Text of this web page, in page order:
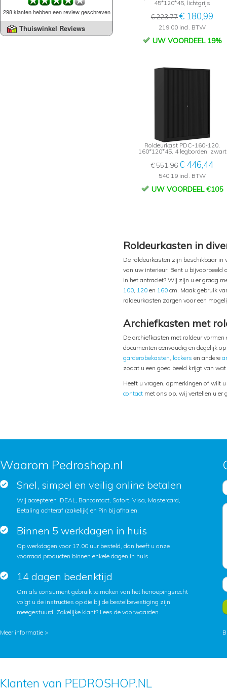
298 klanten hebben een review geschreven
Thuiswinkel Reviews
45*120*45, lichtgrijs
€ 223,77€ 180,99
219,00 incl. BTW
UW VOORDEEL 19%
Roldeurkast PDC-160-120,
160*120*45, 4 legborden, zwart
€ 551,96€ 446,44
540,19 incl. BTW
UW VOORDEEL €105
Roldeurkasten in
De roldeurkasten zijn beschikbaar in
van uw interieur. Bent u bijvoorbeeld
in het antraciet? Wij zijn u er graag
100, 120 en 160 cm. Maak gebruik
roldeurkasten zorgen voor een
Archiefkasten met
De archiefkasten met roldeur
documenten eenvoudig en degelijk
garderobekasten, lockers en andere
zodat u een goed beeld krijgt van
Heeft u vragen, opmerkingen of wilt
contact met ons op, wij vertellen u er
Waarom Pedroshop.nl
Snel, simpel en veilig online betalen
Wij accepteren iDEAL, Bancontact, Sofort, Visa, Mastercard,
Betaling achteraf (zakelijk) en Pin bij afhalen.
Binnen 5 werkdagen in huis
Op werkdagen voor 17.00 uur besteld, dan heeft u onze
voorraad producten binnen enkele dagen in huis.
14 dagen bedenktijd
Om als consument gebruik te maken van het herroepingsrecht
volgt u de instructies op die bij de bestelbevestiging zijn
meegestuurd. Zakelijke klant? Lees de voorwaarden.
Meer informatie >
Klanten van PEDROSHOP.NL